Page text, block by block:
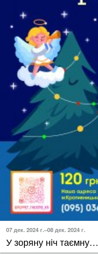
07 дек. 2024 г.–08 дек. 2024 г.
У зоряну ніч таємну…